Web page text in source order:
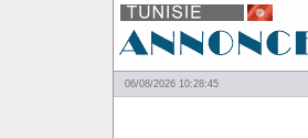
06/08/2026 10:28:45